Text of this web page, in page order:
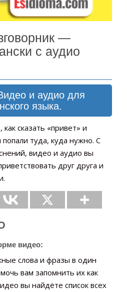
—
с аудио
и аудио для
языка.
сказать «привет» и
попали туда, куда нужно. С
видео и аудио вы
друг друга и
видео:
слова и фразы в один
вам запомнить их как
вы найдёте список всех